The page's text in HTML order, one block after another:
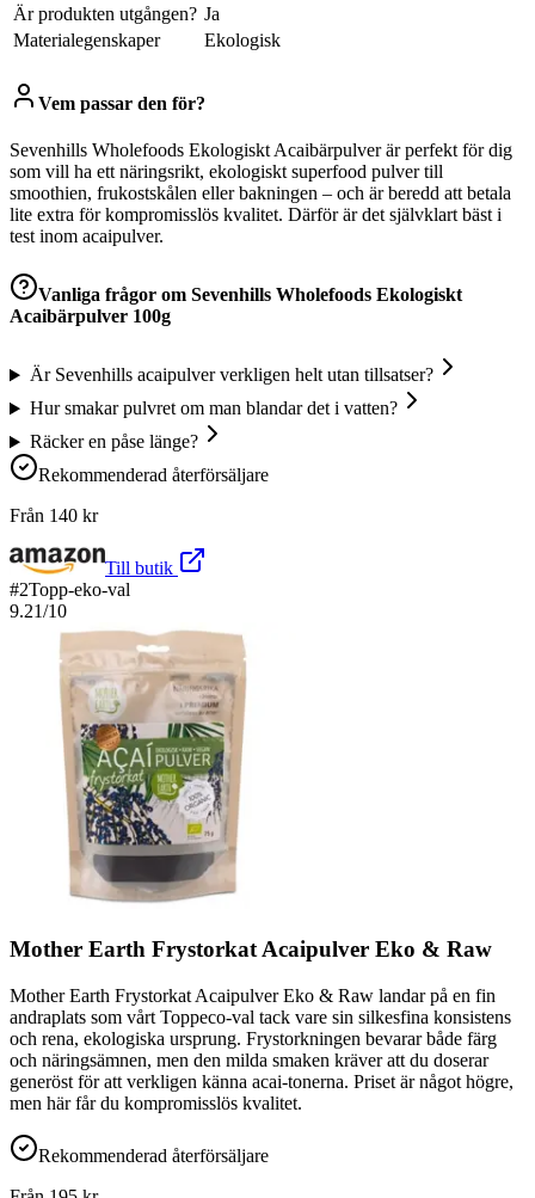
Är produkten utgången? Ja
Materialegenskaper
Ekologisk
Vem passar den för?
Sevenhills Wholefoods Ekologiskt Acaibärpulver är perfekt för dig
som vill ha ett näringsrikt, ekologiskt superfood pulver till
smoothien, frukostskålen eller bakningen – och är beredd att betala
lite extra för kompromisslös kvalitet. Därför är det självklart bäst i
test inom acaipulver.
Vanliga frågor om Sevenhills Wholefoods Ekologiskt
Acaibärpulver 100g
Är Sevenhills acaipulver verkligen helt utan tillsatser?
Hur smakar pulvret om man blandar det i vatten?
Räcker en påse länge?
Rekommenderad återförsäljare
Från 140 kr
Till butik
#2Topp-eko-val
9.21/10
Mother Earth Frystorkat Acaipulver Eko & Raw
Mother Earth Frystorkat Acaipulver Eko & Raw landar på en fin
andraplats som vårt Toppeco-val tack vare sin silkesfina konsistens
och rena, ekologiska ursprung. Frystorkningen bevarar både färg
och näringsämnen, men den milda smaken kräver att du doserar
generöst för att verkligen känna acai-tonerna. Priset är något högre,
men här får du kompromisslös kvalitet.
Rekommenderad återförsäljare